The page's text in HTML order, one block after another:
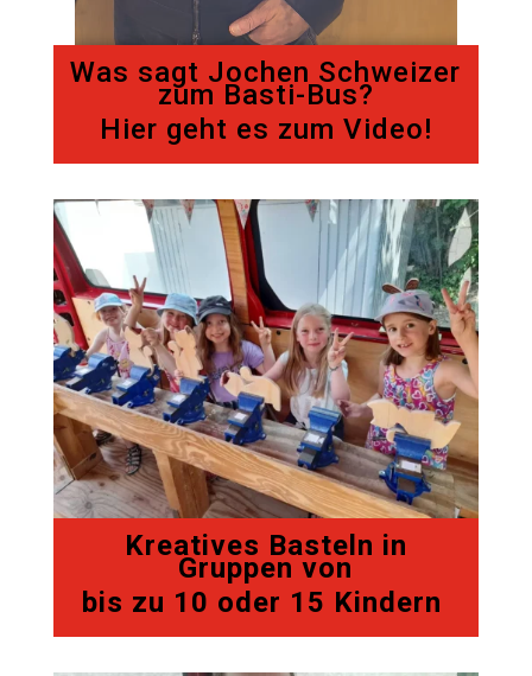
Was sagt Jochen Schweizer
zum Basti-Bus?
Hier geht es zum Video!
Kreatives Basteln in
Gruppen von
bis zu 10 oder 15 Kindern